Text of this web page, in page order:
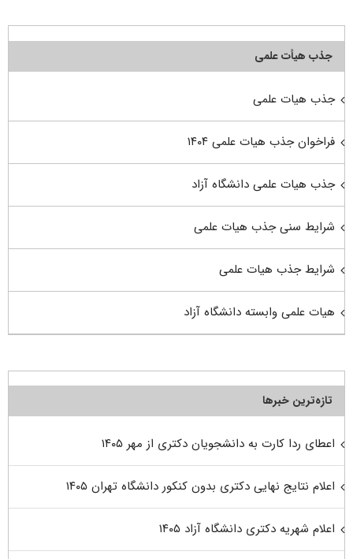
جذب هیأت علمی
جذب هیات علمی
فراخوان جذب هیات علمی ۱۴۰۴
جذب هیات علمی دانشگاه آزاد
شرایط سنی جذب هیات علمی
شرایط جذب هیات علمی
هیات علمی وابسته دانشگاه آزاد
تازه‌ترین خبرها
اعطای ردا کارت به دانشجویان دکتری از مهر ۱۴۰۵
اعلام نتایج نهایی دکتری بدون کنکور دانشگاه تهران ۱۴۰۵
اعلام شهریه دکتری دانشگاه آزاد ۱۴۰۵